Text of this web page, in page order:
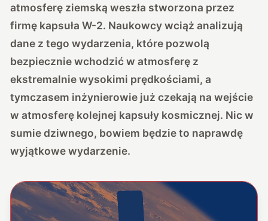
atmosferę ziemską weszła stworzona przez
firmę kapsuła W-2. Naukowcy wciąż analizują
dane z tego wydarzenia, które pozwolą
bezpiecznie wchodzić w atmosferę z
ekstremalnie wysokimi prędkościami, a
tymczasem inżynierowie już czekają na wejście
w atmosferę kolejnej kapsuły kosmicznej. Nic w
sumie dziwnego, bowiem będzie to naprawdę
wyjątkowe wydarzenie.